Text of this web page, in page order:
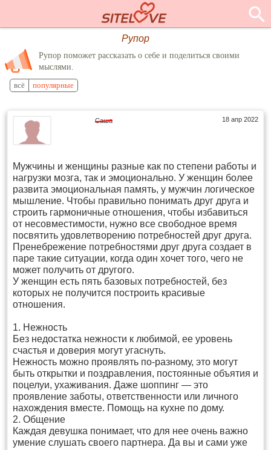
Рупор
Рупор поможет рассказать о себе и поделиться своими
мыслями.
всё популярные
18 апр 2022
Саша
Мужчины и женщины разные как по степени работы и
нагрузки мозга, так и эмоционально. У женщин более
развита эмоциональная память, у мужчин логическое
мышление. Чтобы правильно понимать друг друга и
строить гармоничные отношения, чтобы избавиться
от несовместимости, нужно все свободное время
посвятить удовлетворению потребностей друг друга.
Пренебрежение потребностями друг друга создает в
паре такие ситуации, когда один хочет того, чего не
может получить от другого.
У женщин есть пять базовых потребностей, без
которых не получится построить красивые
отношения.
1. Нежность
Без недостатка нежности к любимой, ее уровень
счастья и доверия могут угаснуть.
Нежность можно проявлять по-разному, это могут
быть открытки и поздравления, постоянные объятия и
поцелуи, ухаживания. Даже шоппинг — это
проявление заботы, ответственности или личного
нахождения вместе. Помощь на кухне по дому.
2. Общение
Каждая девушка понимает, что для нее очень важно
умение слушать своего партнера. Да вы и сами уже